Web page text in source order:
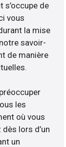
s’occupe de
vous
la mise
savoir-
de manière
les
où vous
lors d’un
un